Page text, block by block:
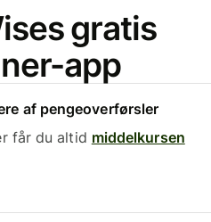
gratis
app
af pengeoverførsler
får du altid middelkursen